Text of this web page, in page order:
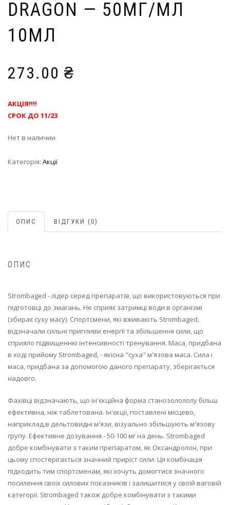
DRAGON — 50МГ/МЛ
10МЛ
273.00 ₴
АКЦІЯ!!!!
СРОК ДО 11/23
Нет в наличии
Категорія: Акції
ОПИС ВІДГУКИ (0)
ОПИС
Strombaged - лідер серед препаратів, що використовуються при
підготовці до змагань. Не сприяє затримці води в організмі
(збирає суху масу). Спортсмени, які вживають Strombaged,
відзначали сильні припливи енергії та збільшення сили, що
сприяло підвищенню інтенсивності тренування. Маса, придбана
в ході прийому Strombaged, - якісна "суха" м'язова маса. Сила і
маса, придбана за допомогою даного препарату, зберігається
надовго.
Фахівці відзначають, що ін'єкційна форма станозолололу більш
ефективна, ніж таблетована. Ін'єкції, поставлені місцево,
наприклад,в дельтовидні м'язи, візуально збільшують м'язову
групу. Ефективне дозування - 50-100 мг на день. Strombaged
добре комбінувати з таким препаратом, як Оксандролон, при
цьому спостерігається значний приріст сили. Ця комбінація
підходить тим спортсменам, які хочуть домогтися значного
посилення своїх силових показників і залишитися у своїй ваговій
категорії. Strombaged також добре комбінувати з такими